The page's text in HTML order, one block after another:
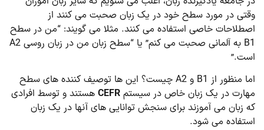
وقتی در مورد سطح خود در یک زبان صحبت می کنند از
اصطلاحات خاصی استفاده می کنند. مثلا می گویند: “من در سطح
B1 به آلمانی صحبت می کنم” یا “سطح زبان من در زبان روسی A2
است.”
اما منظور از B1 و A2 چیست؟ این ها توصیف کننده های سطح
مهارت در یک زبان خاص در سیستم CEFR هستند و توسط افرادی
که زبان می آموزند برای سنجش توانایی های آنها در یک زبان
استفاده می شود.